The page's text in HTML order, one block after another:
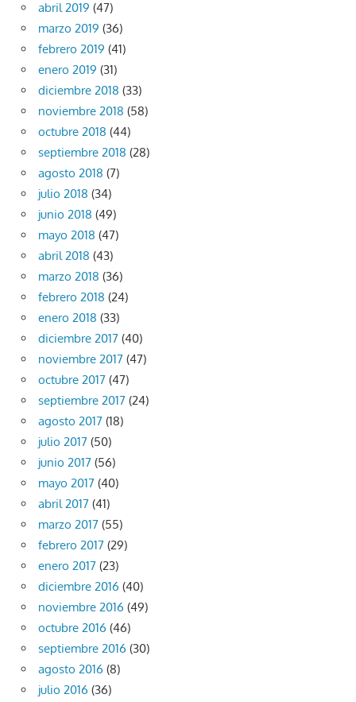
abril 2019 (47)
marzo 2019 (36)
febrero 2019 (41)
enero 2019 (31)
diciembre 2018 (33)
noviembre 2018 (58)
octubre 2018 (44)
septiembre 2018 (28)
agosto 2018 (7)
julio 2018 (34)
junio 2018 (49)
mayo 2018 (47)
abril 2018 (43)
marzo 2018 (36)
febrero 2018 (24)
enero 2018 (33)
diciembre 2017 (40)
noviembre 2017 (47)
octubre 2017 (47)
septiembre 2017 (24)
agosto 2017 (18)
julio 2017 (50)
junio 2017 (56)
mayo 2017 (40)
abril 2017 (41)
marzo 2017 (55)
febrero 2017 (29)
enero 2017 (23)
diciembre 2016 (40)
noviembre 2016 (49)
octubre 2016 (46)
septiembre 2016 (30)
agosto 2016 (8)
julio 2016 (36)